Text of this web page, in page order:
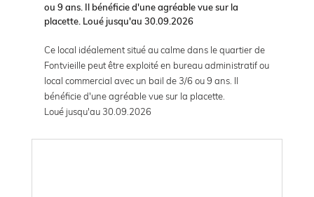
ou 9 ans. Il bénéficie d'une agréable vue sur la
placette. Loué jusqu'au 30.09.2026
Ce local idéalement situé au calme dans le quartier de
Fontvieille peut être exploité en bureau administratif ou
local commercial avec un bail de 3/6 ou 9 ans. Il
bénéficie d'une agréable vue sur la placette.
Loué jusqu'au 30.09.2026